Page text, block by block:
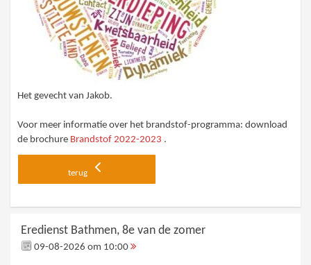
Het gevecht van Jakob.
Voor meer informatie over het brandstof-programma: download
de brochure Brandstof 2022-2023 .
terug
Eredienst Bathmen, 8e van de zomer
09-08-2026 om 10:00